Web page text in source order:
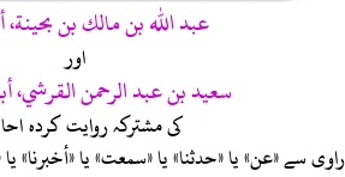
عبد الله بن مالك بن بحينة،
اور
سعيد بن عبد الرحمن القرشي،
کی مشترکہ روایت کردہ
سے «عن» یا «حدثنا» یا «سمعت» یا